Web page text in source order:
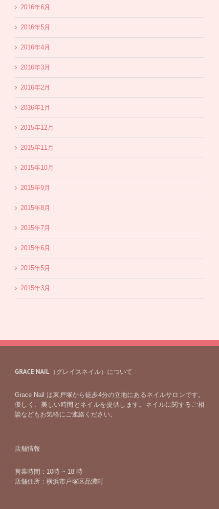
2016年6月
2016年5月
2016年4月
2016年3月
2016年2月
2016年1月
2015年12月
2015年11月
2015年10月
2015年9月
2015年8月
2015年7月
2015年6月
2015年5月
2015年3月
GRACE NAIL（グレイスネイル）について
Grace Nail は東戸塚から徒歩4分の立地にあるネイルサロンです。
優しく、美しい時間とネイルを提供します。ネイルに関するご相
談などもお気軽にご連絡ください。
店舗情報
営業時間：10時 ~ 18 時
店舗住所：横浜市戸塚区品濃町